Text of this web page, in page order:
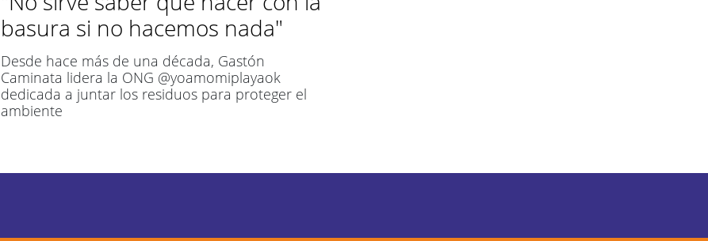
basura si no hacemos nada"
Desde hace más de una década, Gastón
Caminata lidera la ONG @yoamomiplayaok
dedicada a juntar los residuos para proteger el
ambiente